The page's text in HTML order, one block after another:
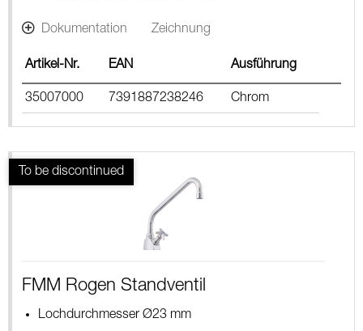
Dokumentation Zeichnung
Artikel-Nr. EAN Ausführung
35007000 7391887238246 Chrom
FMM Rogen Standventil
Lochdurchmesser Ø23 mm